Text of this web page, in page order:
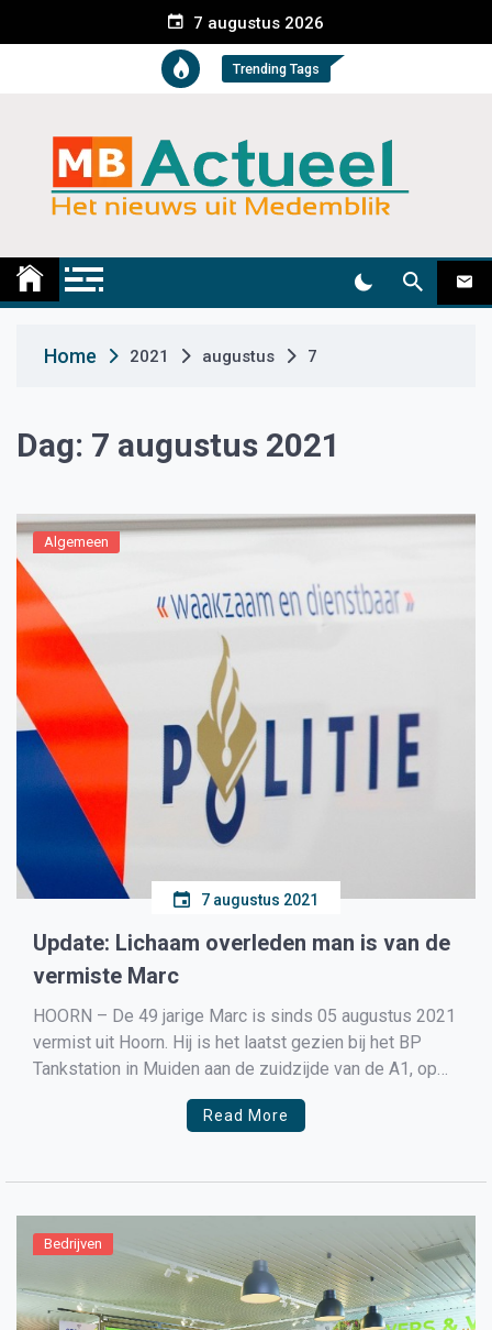
e
t
7 augustus 2026
Trending Tags
Medemblik Actueel
Home 2021 augustus 7
Dag: 7 augustus 2021
Algemeen
7 augustus 2021
Update: Lichaam overleden man is van de
vermiste Marc
HOORN – De 49 jarige Marc is sinds 05 augustus 2021
vermist uit Hoorn. Hij is het laatst gezien bij het BP
Tankstation in Muiden aan de zuidzijde van de A1, op
05 augustus 2021 om 03:00 uur. Update: Het stoffelijk
overschot dat zaterdagavond in een sloot langs de A7
Read More
Bedrijven